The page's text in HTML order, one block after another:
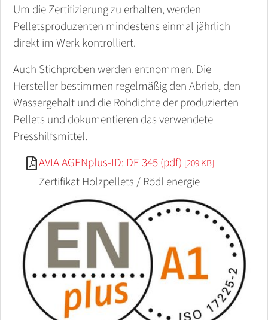
Um die Zertifizierung zu erhalten, werden
Pelletsproduzenten mindestens einmal jährlich
direkt im Werk kontrolliert.
Auch Stichproben werden entnommen. Die
Hersteller bestimmen regelmäßig den Abrieb, den
Wassergehalt und die Rohdichte der produzierten
Pellets und dokumentieren das verwendete
Presshilfsmittel.
AVIA AGENplus-ID: DE 345 (pdf) [209 KB]
Zertifikat Holzpellets / Rödl energie